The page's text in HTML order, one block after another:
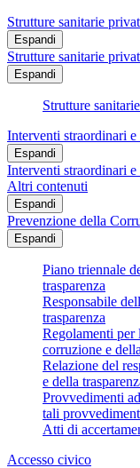
Strutture sanitarie
Espandi
Strutture sanitarie
Espandi
Strutture
Interventi straordinari e
Espandi
Interventi straordinari e
Altri contenuti
Espandi
Prevenzione della
Espandi
Piano triennale
trasparenza
Responsabile
trasparenza
Regolamenti per
corruzione e
Relazione del
e della
Provvedimenti
tali
Atti di
Accesso civico